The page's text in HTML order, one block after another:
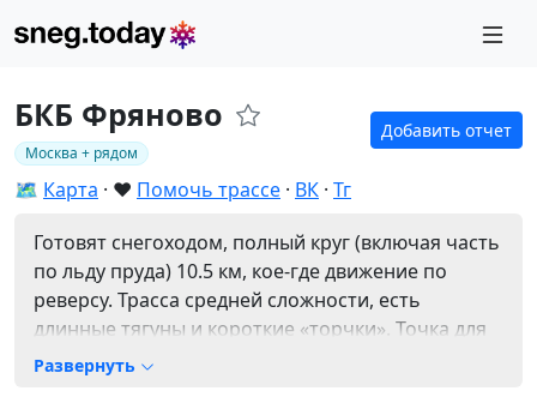
БКБ Фряново
Москва + рядом
Добавить отчет
🗺️ Карта ❤️ Помочь трассе ВК Тг
Готовят снегоходом, полный круг (включая часть
по льду пруда) 10.5 км, кое-где движение по
реверсу. Трасса средней сложности, есть
длинные тягуны и короткие «торчки». Точка для
парковки авто [56.170129 38.359262].
Развернуть